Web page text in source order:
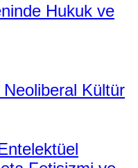
Hukuk ve
Kültür